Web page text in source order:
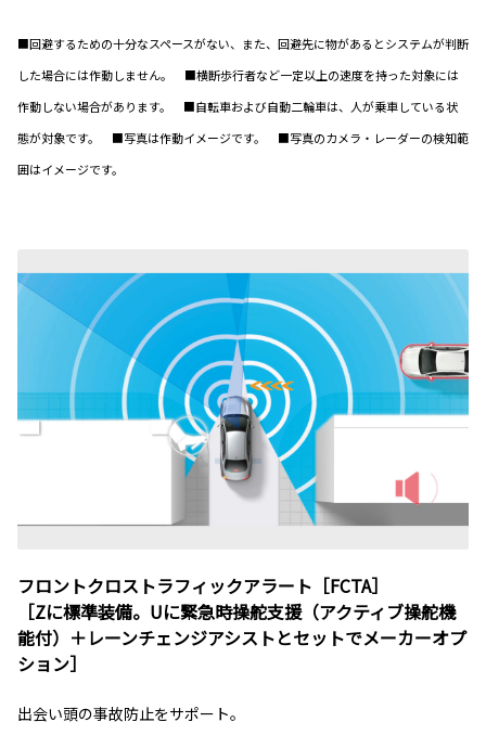
■回避するための十分なスペースがない、また、回避先に物があるとシステムが判断
した場合には作動しません。 ■横断歩行者など一定以上の速度を持った対象には
作動しない場合があります。 ■自転車および自動二輪車は、人が乗車している状
態が対象です。 ■写真は作動イメージです。 ■写真のカメラ・レーダーの検知範
囲はイメージです。
フロントクロストラフィックアラート［FCTA］
［Zに標準装備。Uに緊急時操舵支援（アクティブ操舵機
能付）＋レーンチェンジアシストとセットでメーカーオプ
ション］
出会い頭の事故防止をサポート。